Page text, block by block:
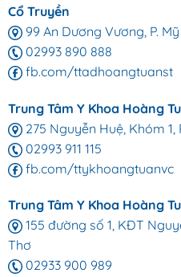
Cổ Truyền
99 An Dương Vương, P.
02993 890 888
fb.com/ttadhoangtuanst
Trung Tâm Y Khoa Hoàng
275 Nguyễn Huệ, Khóm 1,
02993 911 115
fb.com/ttykhoangtuanvc
Trung Tâm Y Khoa Hoàng
155 đường số 1, KĐT
Thơ
02933 900 989